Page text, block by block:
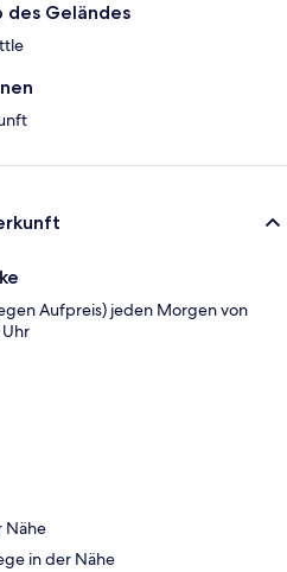
des Geländes
Aufpreis) jeden Morgen von
Nähe
in der Nähe